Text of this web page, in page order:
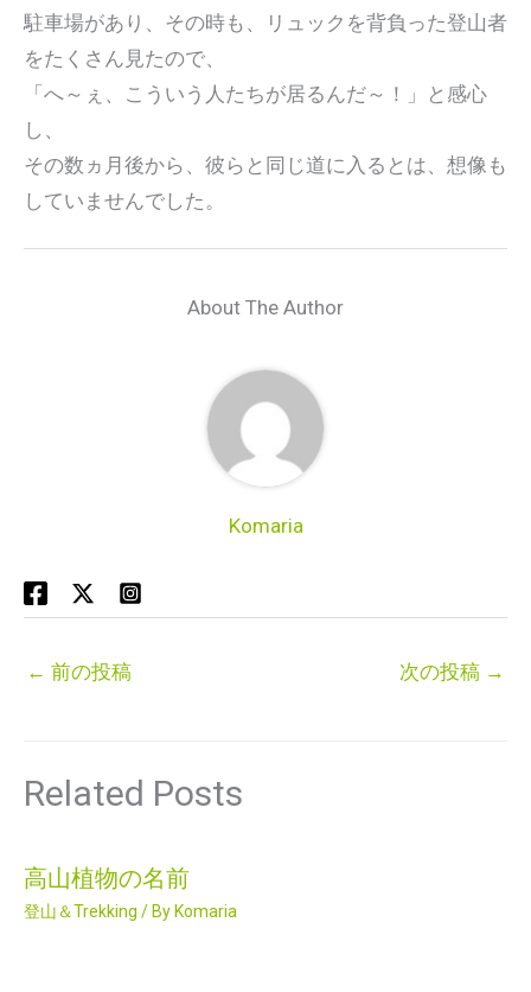
駐車場があり、その時も、リュックを背負った登山者
をたくさん見たので、
「へ～ぇ、こういう人たちが居るんだ～！」と感心
し、
その数ヵ月後から、彼らと同じ道に入るとは、想像も
していませんでした。
About The Author
Komaria
← 前の投稿 次の投稿 →
Related Posts
高山植物の名前
登山＆Trekking / By Komaria